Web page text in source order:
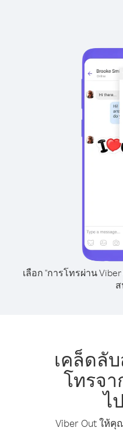
เลือก "การโทรผ่าน
เคล็ดลั
โทรจ
ไ
Viber Out ให้